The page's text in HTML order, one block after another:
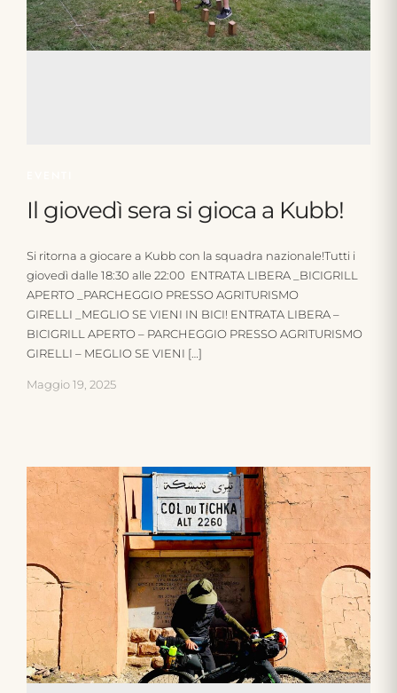
Il giovedì sera si gioca a Kubb!
Si ritorna a giocare a Kubb con la squadra nazionale!Tutti i
giovedì dalle 18:30 alle 22:00 ENTRATA LIBERA _BICIGRILL
APERTO _PARCHEGGIO PRESSO AGRITURISMO
GIRELLI _MEGLIO SE VIENI IN BICI! ENTRATA LIBERA –
BICIGRILL APERTO – PARCHEGGIO PRESSO AGRITURISMO
GIRELLI – MEGLIO SE VIENI […]
Maggio 19, 2025